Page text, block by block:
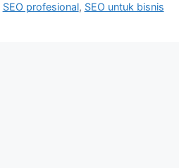
SEO profesional, SEO untuk bisnis